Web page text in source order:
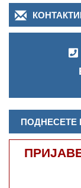
ПОДНЕСЕТЕ